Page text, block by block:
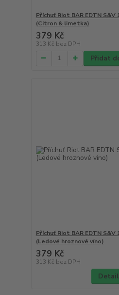
Příchuť Riot BAR EDTN S&V
(Citron & limetka)
379 Kč
313 Kč bez DPH
Přidat
Příchuť Riot BAR EDTN S&V
(Ledové hroznové víno)
379 Kč
313 Kč bez DPH
Detail